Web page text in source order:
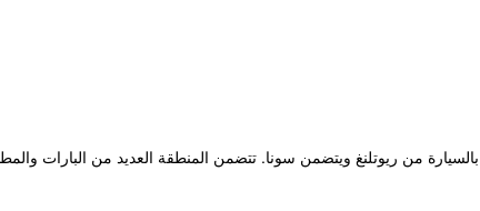
من ريوتلنغ ويتضمن سونا. تتضمن المنطقة العديد من البارات